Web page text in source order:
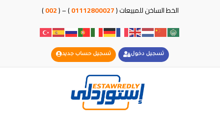
الخط الساخن للمبيعات (01112800027
) – (
002
)
تسجيل دخول تسجيل حساب جديد